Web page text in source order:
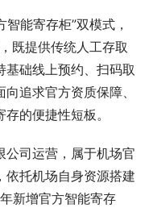
能寄存柜”双模式，
既提供传统人工存取
基础线上预约、扫码取
追求官方资质保障、
的便捷性短板。
公司运营，属于机场官
依托机场自身资源搭建
新增官方智能寄存